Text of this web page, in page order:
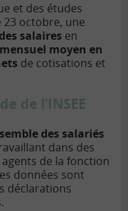
et des études
23 octobre, une
des salaires en
moyen en
de cotisations et
de l’INSEE
des salariés
dans des
de la fonction
données sont
déclarations